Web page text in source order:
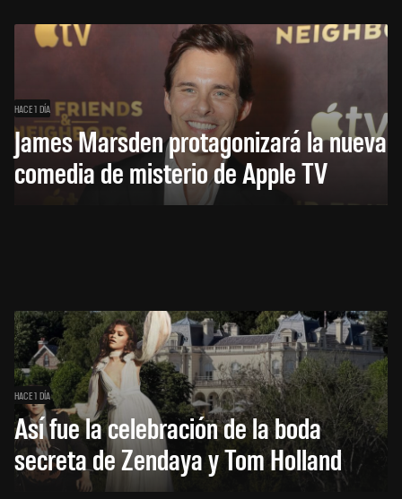
HACE 1 DÍA
James Marsden protagonizará la nueva
comedia de misterio de Apple TV
HACE 1 DÍA
Así fue la celebración de la boda
secreta de Zendaya y Tom Holland